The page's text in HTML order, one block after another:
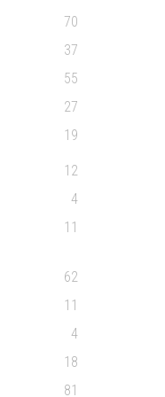
70
37
55
27
19
12
4
11
62
11
4
18
81